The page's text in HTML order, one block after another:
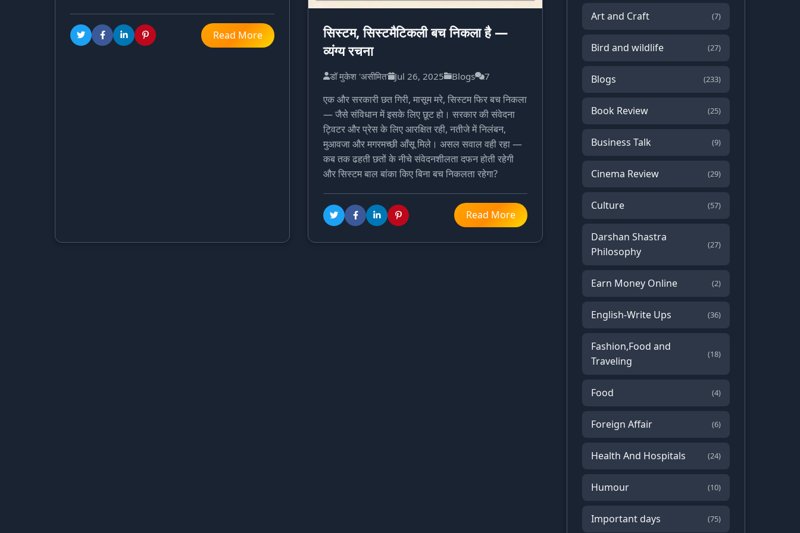
Read More
सिस्टम, सिस्टमैटिकली बच निकला है —
व्यंग्य रचना
डॉ मुकेश 'असीमित' Jul 26, 2025 Blogs 7
एक और सरकारी छत गिरी, मासूम मरे, सिस्टम फिर बच निकला
— जैसे संविधान में इसके लिए छूट हो। सरकार की संवेदना
ट्विटर और प्रेस के लिए आरक्षित रही, नतीजे में निलंबन,
मुआवजा और मगरमच्छी आँसू मिले। असल सवाल वही रहा —
कब तक ढहती छतों के नीचे संवेदनशीलता दफन होती रहेगी
और सिस्टम बाल बांका किए बिना बच निकलता रहेगा?
Read More
Art and Craft (7)
Bird and wildlife (27)
Blogs (233)
Book Review (25)
Business Talk (9)
Cinema Review (29)
Culture (57)
Darshan Shastra
Philosophy
(27)
Earn Money Online (2)
English-Write Ups (36)
Fashion,Food and
Traveling
(18)
Food (4)
Foreign Affair (6)
Health And Hospitals (24)
Humour (10)
Important days (75)